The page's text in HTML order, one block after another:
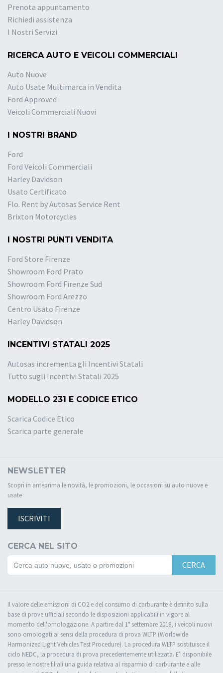
Prenota appuntamento
Richiedi assistenza
I Nostri Servizi
RICERCA AUTO E VEICOLI COMMERCIALI
Auto Nuove
Auto Usate Multimarca in Vendita
Ford Approved
Veicoli Commerciali Nuovi
I NOSTRI BRAND
Ford
Ford Veicoli Commerciali
Harley Davidson
Usato Certificato
Flo. Rent by Autosas Service Rent
Brixton Motorcycles
I NOSTRI PUNTI VENDITA
Ford Store Firenze
Showroom Ford Prato
Showroom Ford Firenze Sud
Showroom Ford Arezzo
Centro Usato Firenze
Harley Davidson
INCENTIVI STATALI 2025
Autosas incrementa gli Incentivi Statali
Tutto sugli Incentivi Statali 2025
MODELLO 231 E CODICE ETICO
Scarica Codice Etico
Scarica parte generale
NEWSLETTER
Scopri in anteprima le novità, le promozioni, le occasioni su auto nuove e
usate
ISCRIVITI
CERCA NEL SITO
CERCA
Il valore delle emissioni di CO2 e del consumo di carburante è definito sulla
base di prove ufficiali secondo le disposizioni applicabili in vigore al
momento dell'omologazione. A partire dal 1° settembre 2018, i veicoli nuovi
sono omologati ai sensi della procedura di prova WLTP (Worldwide
Harmonized Light Vehicles Test Procedure). La procedura WLTP sostituisce il
ciclo NEDC, la procedura di prova precedentemente utilizzata. E’ disponibile
presso le nostre filiali una guida relativa al risparmio di carburante e alle